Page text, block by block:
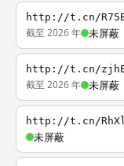
http://t.cn/
截至 2026 年 未屏蔽
http://t.cn/
截至 2026 年 未屏蔽
http://t.cn/
未屏蔽